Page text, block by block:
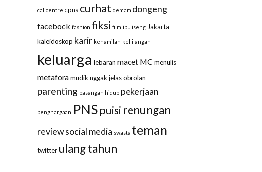
callcentre cpns curhat demam dongeng
facebook fashion fiksi film ibu iseng Jakarta
kaleidoskop karir kehamilan kehilangan
keluarga lebaran macet MC menulis
metafora mudik nggak jelas obrolan
parenting pasangan hidup pekerjaan
penghargaan PNSpuisi renungan
reviewsocial media swasta teman
twitter ulang tahun